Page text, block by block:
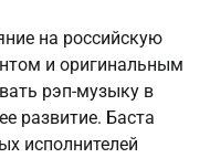
на российскую
и оригинальным
рэп-музыку в
развитие. Баста
исполнителей